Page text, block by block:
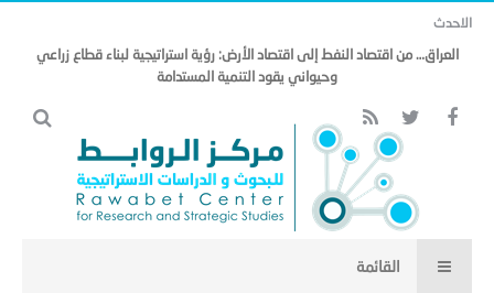
الاحدث
العراق… من اقتصاد النفط إلى اقتصاد الأرض: رؤية استراتيجية لبناء قطاع زراعي
وحيواني يقود التنمية المستدامة